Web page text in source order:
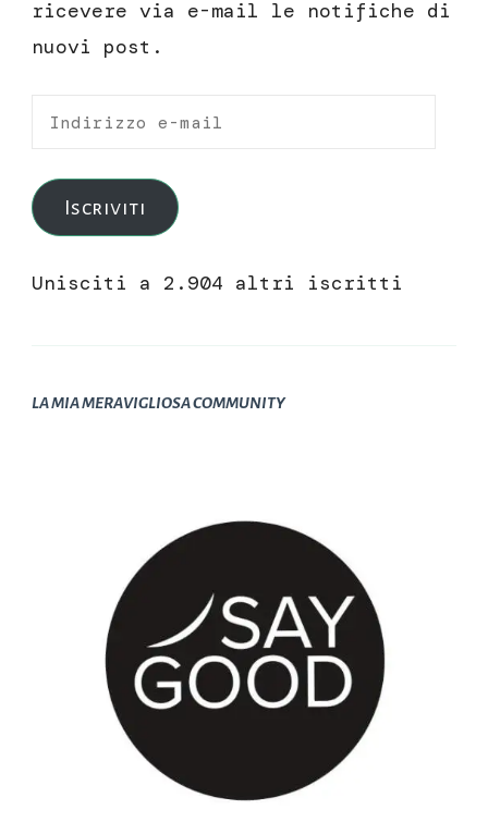
ricevere via e-mail le notifiche di
nuovi post.
Indirizzo
mail
Iscriviti
Unisciti a 2.904 altri iscritti
LA MIA MERAVIGLIOSA COMMUNITY